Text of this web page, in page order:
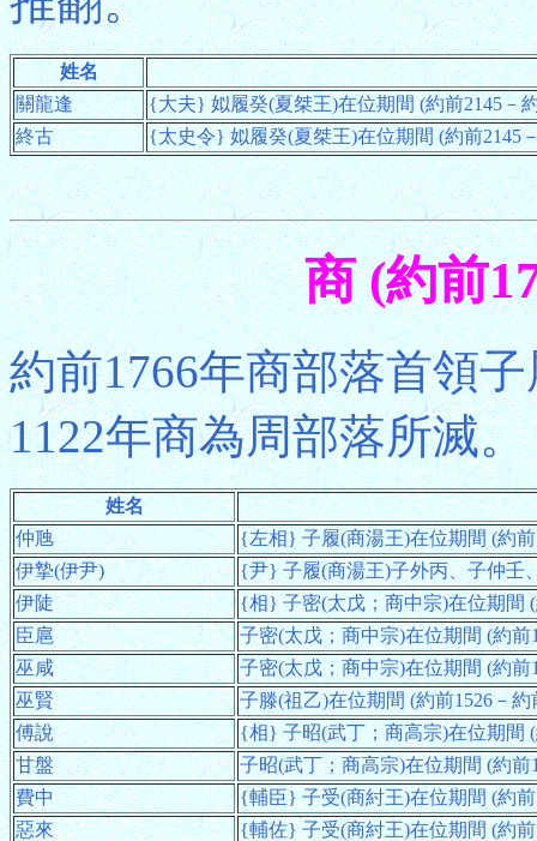
姓名
關龍逢
{大夫} 姒履癸(夏桀王)在位期間 (約前2145－
終古
{太史令} 姒履癸(夏桀王)在位期間 (約前2145
商 (約前
約前1766年商部落首領
1122年商為周部落所滅。
姓名
仲虺
{左相} 子履(商湯王)在位期間 (約前
伊摯(伊尹)
{尹} 子履(商湯王)子外丙、子仲壬
伊陡
{相} 子密(太戊；商中宗)在位期間 (
臣扈
子密(太戊；商中宗)在位期間 (約前
巫咸
子密(太戊；商中宗)在位期間 (約前
巫賢
子滕(祖乙)在位期間 (約前1526－約
傅說
{相} 子昭(武丁；商高宗)在位期間 (
甘盤
子昭(武丁；商高宗)在位期間 (約前
費中
{輔臣} 子受(商紂王)在位期間 (約前
惡來
{輔佐} 子受(商紂王)在位期間 (約前